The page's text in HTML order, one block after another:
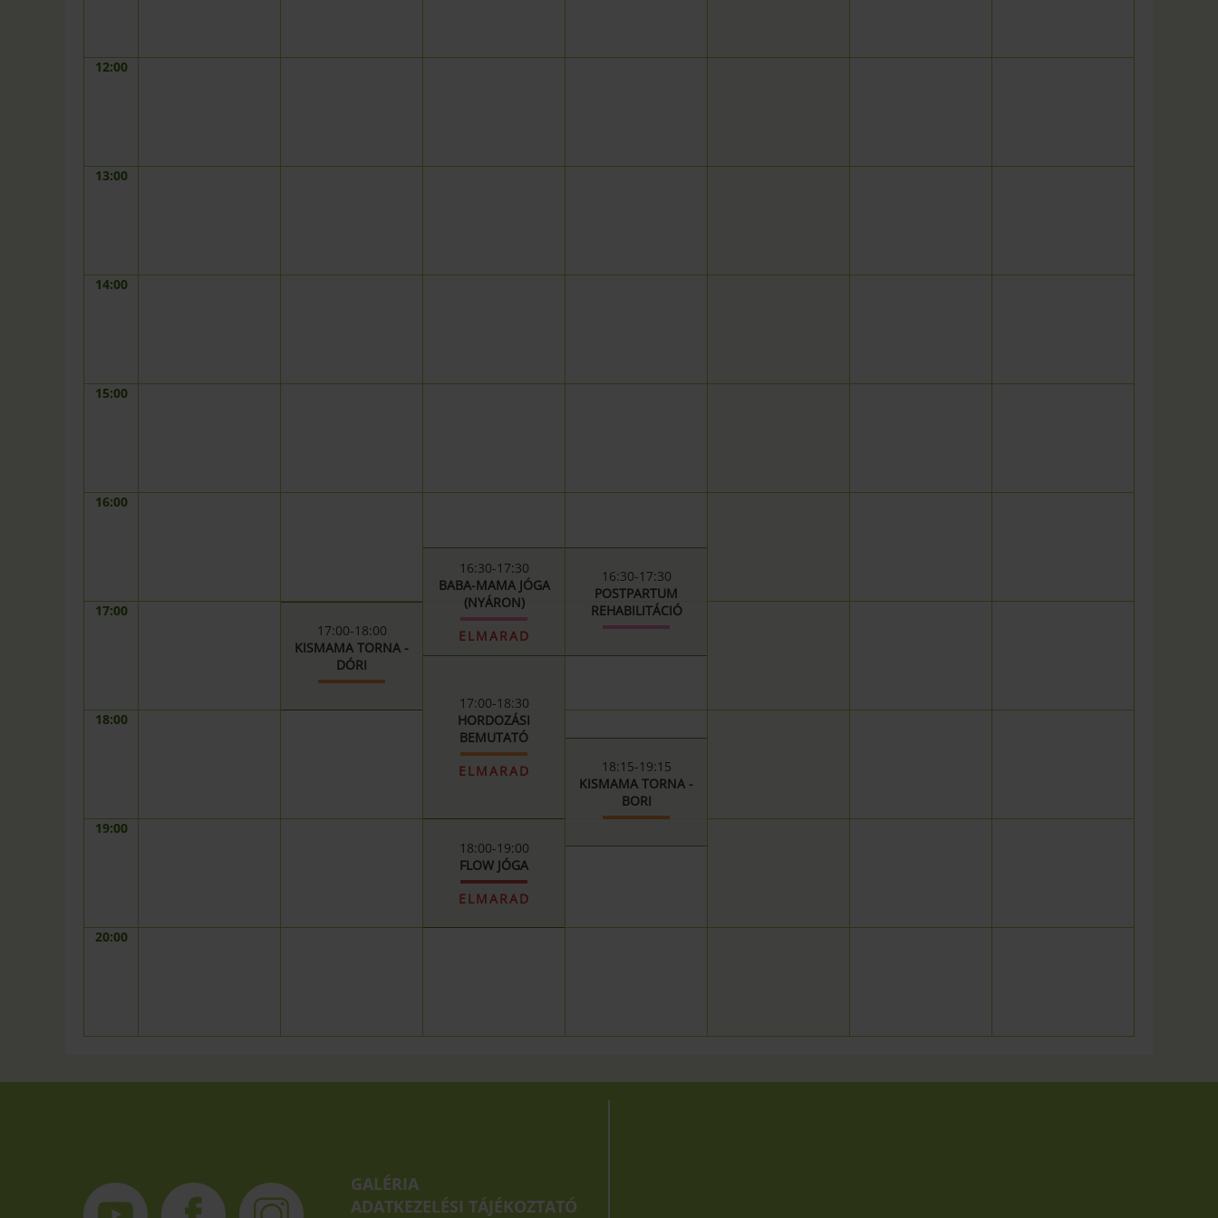
12:00
13:00
14:00
15:00
16:00
17:00
18:00
19:00
20:00
17:00-18:00
KISMAMA TORNA -
DÓRI
16:30-17:30
BABA-MAMA JÓGA
(NYÁRON)
ELMARAD
17:00-18:30
HORDOZÁSI
BEMUTATÓ
ELMARAD
18:00-19:00
FLOW JÓGA
ELMARAD
16:30-17:30
POSTPARTUM
REHABILITÁCIÓ
18:15-19:15
KISMAMA TORNA -
BORI
GALÉRIA
ADATKEZELÉSI TÁJÉKOZTATÓ